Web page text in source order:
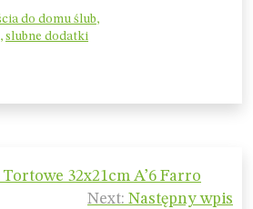
do domu ślub,
, slubne dodatki
32x21cm A’6 Farro
Next: Następny wpis